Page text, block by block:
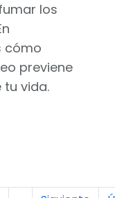
los
cómo
previene
tu vida.